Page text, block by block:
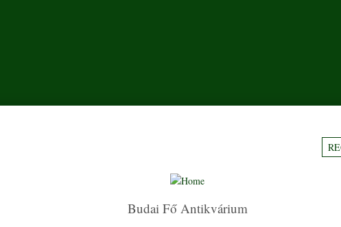
Budai Fő Antikvárium